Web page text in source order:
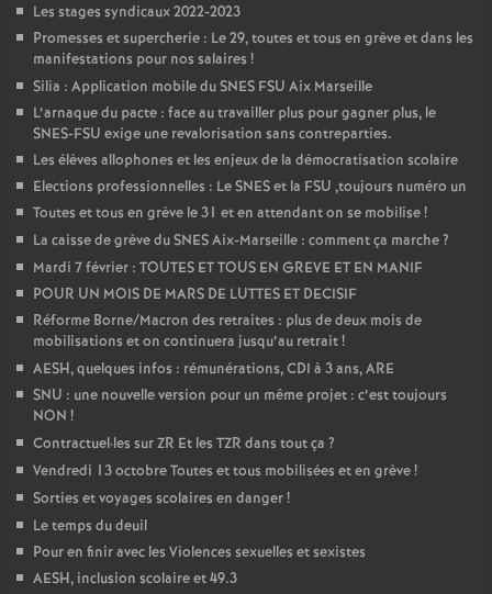
Les stages syndicaux 2022-2023
Promesses et supercherie : Le 29, toutes et tous en grève et dans les
manifestations pour nos salaires !
Silia : Application mobile du SNES FSU Aix Marseille
L’arnaque du pacte : face au travailler plus pour gagner plus, le
SNES-FSU exige une revalorisation sans contreparties.
Les élèves allophones et les enjeux de la démocratisation scolaire
Elections professionnelles : Le SNES et la FSU ,toujours numéro un
Toutes et tous en grève le 31 et en attendant on se mobilise!
La caisse de grève du SNES Aix-Marseille : comment ça marche?
Mardi 7 février : TOUTES ET TOUS EN GREVE ET EN MANIF
POUR UN MOIS DE MARS DE LUTTES ET DECISIF
Réforme Borne/Macron des retraites : plus de deux mois de
mobilisations et on continuera jusqu’au retrait!
AESH, quelques infos : rémunérations, CDI à 3 ans, ARE
SNU : une nouvelle version pour un même projet : c’est toujours
NON !
Contractuel·les sur ZR Et les TZR dans tout ça ?
Vendredi 13 octobre Toutes et tous mobilisées et en grève!
Sorties et voyages scolaires en danger!
Le temps du deuil
Pour en finir avec les Violences sexuelles et sexistes
AESH, inclusion scolaire et 49.3